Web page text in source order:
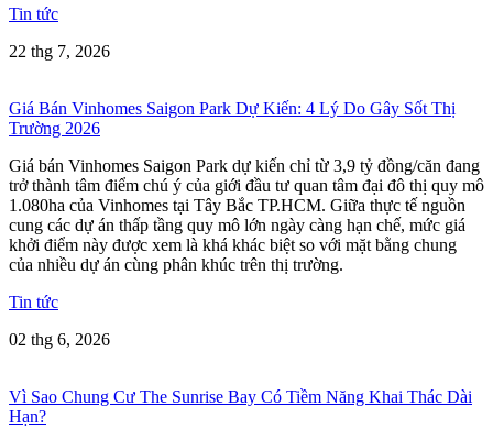
Tin tức
22 thg 7, 2026
Giá Bán Vinhomes Saigon Park Dự Kiến: 4 Lý Do Gây Sốt Thị
Trường 2026
Giá bán Vinhomes Saigon Park dự kiến chỉ từ 3,9 tỷ đồng/căn đang
trở thành tâm điểm chú ý của giới đầu tư quan tâm đại đô thị quy mô
1.080ha của Vinhomes tại Tây Bắc TP.HCM. Giữa thực tế nguồn
cung các dự án thấp tầng quy mô lớn ngày càng hạn chế, mức giá
khởi điểm này được xem là khá khác biệt so với mặt bằng chung
của nhiều dự án cùng phân khúc trên thị trường.
Tin tức
02 thg 6, 2026
Vì Sao Chung Cư The Sunrise Bay Có Tiềm Năng Khai Thác Dài
Hạn?